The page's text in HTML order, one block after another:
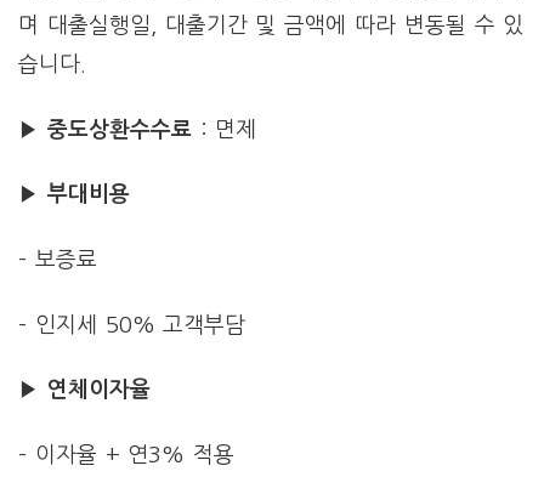
며 대출실행일, 대출기간 및 금액에 따라 변동될 수 있
습니다.
▶ 중도상환수수료: 면제
▶ 부대비용
– 보증료
– 인지세 50% 고객부담
▶ 연체이자율
– 이자율 + 연3% 적용